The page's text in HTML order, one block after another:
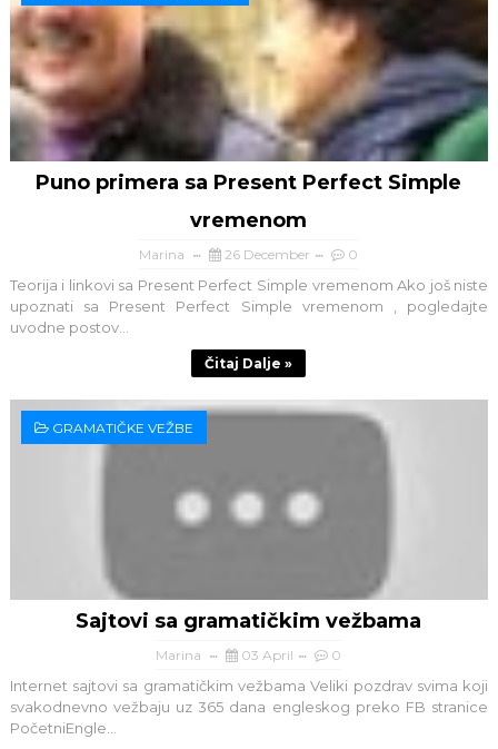
Puno primera sa Present Perfect Simple
vremenom
Marina 26 December 0
Teorija i linkovi sa Present Perfect Simple vremenom Ako još niste
upoznati sa Present Perfect Simple vremenom , pogledajte
uvodne postov...
Čitaj Dalje »
GRAMATIČKE VEŽBE
Sajtovi sa gramatičkim vežbama
Marina 03 April 0
Internet sajtovi sa gramatičkim vežbama Veliki pozdrav svima koji
svakodnevno vežbaju uz 365 dana engleskog preko FB stranice
PočetniEngle...